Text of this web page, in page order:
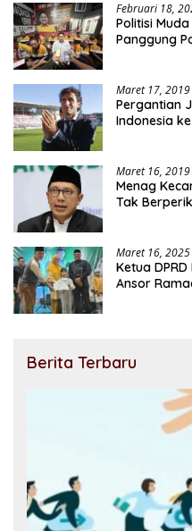
Februari 18,
Politisi
Panggung
Maret 17, 2019
Pergantian
Indonesia
Maret 16, 2019
Menag
Tak
Maret 16, 2025
Ketua
Ansor
Berita Terbaru